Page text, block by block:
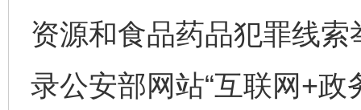
资源和食品药品犯罪线
录公安部网站“互联网+政